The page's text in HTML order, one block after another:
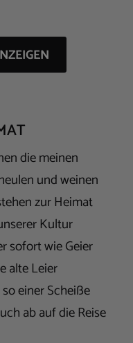
die meinen
und weinen
zur Heimat
Kultur
sofort wie Geier
alte Leier
einer Scheiße
ab auf die Reise